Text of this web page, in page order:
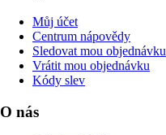
Můj účet
Centrum nápovědy
Sledovat mou objednávku
Vrátit mou objednávku
Kódy slev
O nás